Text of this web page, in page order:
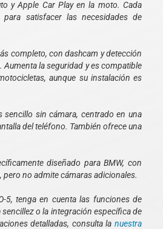
y Apple Car Play en la moto. Cada
satisfacer las necesidades de
completo, con dashcam y detección
Aumenta la seguridad y es compatible
aunque su instalación es
sencillo sin cámara, centrado en una
del teléfono. También ofrece una
diseñado para BMW, con
no admite cámaras adicionales.
5, tenga en cuenta las funciones de
o la integración específica de
detalladas, consulta la nuestra